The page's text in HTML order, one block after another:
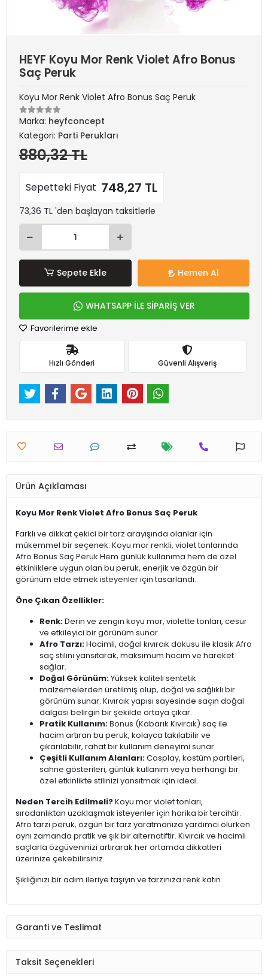
HEYF Koyu Mor Renk Violet Afro Bonus
Saç Peruk
Koyu Mor Renk Violet Afro Bonus Saç Peruk
Marka: heyfconcept
Kategori: Parti Perukları
880,32 TL
Sepetteki Fiyat 748,27 TL
73,36 TL 'den başlayan taksitlerle
Sepete Ekle Hemen Al
WHATSAPP İLE SİPARİŞ VER
Favorilerime ekle
Hızlı Gönderi Güvenli Alışveriş
Ürün Açıklaması
Koyu Mor Renk Violet Afro Bonus Saç Peruk
Farklı ve dikkat çekici bir tarz arayışında olanlar için
mükemmel bir seçenek: Koyu mor renkli, violet tonlarında
Afro Bonus Saç Peruk Hem günlük kullanıma hem de özel
etkinliklere uygun olan bu peruk, enerjik ve özgün bir
görünüm elde etmek isteyenler için tasarlandı.
Öne Çıkan Özellikler:
Renk:Derin ve zengin koyu mor, violette tonları, cesur
ve etkileyici bir görünüm sunar.
Afro Tarzı:Hacimli, doğal kıvırcık dokusu ile klasik Afro
saç stilini yansıtarak, maksimum hacim ve hareket
sağlar.
Doğal Görünüm:Yüksek kaliteli sentetik
malzemelerden üretilmiş olup, doğal ve sağlıklı bir
görünüm sunar. Kıvırcık yapısı sayesinde saçın doğal
dalgası belirgin bir şekilde ortaya çıkar.
Pratik Kullanım:Bonus (Kabarık Kıvırcık) saç ile
hacim artıran bu peruk, kolayca takılabilir ve
çıkarılabilir, rahat bir kullanım deneyimi sunar.
Çeşitli Kullanım Alanları:Cosplay, kostüm partileri,
sahne gösterileri, günlük kullanım veya herhangi bir
özel etkinlikte stilinizi yansıtmak için ideal.
Neden Tercih Edilmeli?Koyu mor violet tonları,
sıradanlıktan uzaklaşmak isteyenler için harika bir tercihtir.
Afro tarzı peruk, özgün bir tarz yaratmanıza yardımcı olurken
aynı zamanda pratik ve şık bir alternatiftir. Kıvırcık ve hacimli
saçlarla özgüveninizi artırarak her ortamda dikkatleri
üzerinize çekebilirsiniz.
Şıklığınızı bir adım ileriye taşıyın ve tarzınıza renk katın
Garanti ve Teslimat
Taksit Seçenekleri